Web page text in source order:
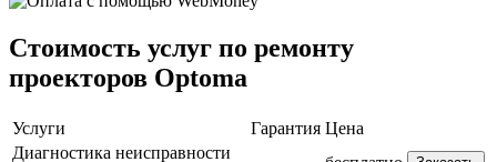
Стоимость услуг по ремонту
проекторов Optoma
Услуги Гарантия Цена
Диагностика неисправности